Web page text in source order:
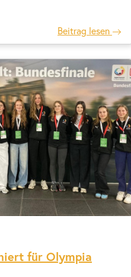
Beitrag lesen
für Olympia